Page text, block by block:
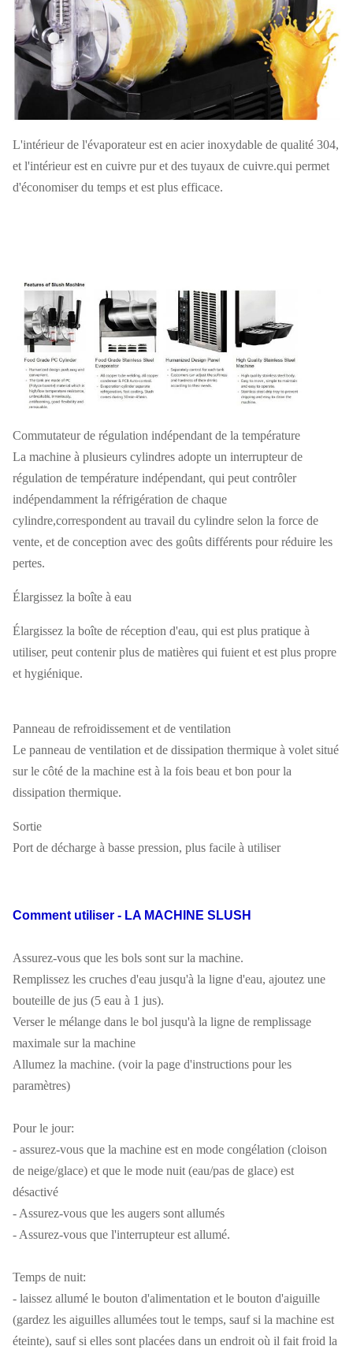
L'intérieur de l'évaporateur est en acier inoxydable de qualité 304,
et l'intérieur est en cuivre pur et des tuyaux de cuivre.qui permet
d'économiser du temps et est plus efficace.
Commutateur de régulation indépendant de la température
La machine à plusieurs cylindres adopte un interrupteur de
régulation de température indépendant, qui peut contrôler
indépendamment la réfrigération de chaque
cylindre,correspondent au travail du cylindre selon la force de
vente, et de conception avec des goûts différents pour réduire les
pertes.
Élargissez la boîte à eau
Élargissez la boîte de réception d'eau, qui est plus pratique à
utiliser, peut contenir plus de matières qui fuient et est plus propre
et hygiénique.
Panneau de refroidissement et de ventilation
Le panneau de ventilation et de dissipation thermique à volet situé
sur le côté de la machine est à la fois beau et bon pour la
dissipation thermique.
Sortie
Port de décharge à basse pression, plus facile à utiliser
Comment utiliser - LA MACHINE SLUSH
Assurez-vous que les bols sont sur la machine.
Remplissez les cruches d'eau jusqu'à la ligne d'eau, ajoutez une
bouteille de jus (5 eau à 1 jus).
Verser le mélange dans le bol jusqu'à la ligne de remplissage
maximale sur la machine
Allumez la machine. (voir la page d'instructions pour les
paramètres)
Pour le jour:
- assurez-vous que la machine est en mode congélation (cloison
de neige/glace) et que le mode nuit (eau/pas de glace) est
désactivé
- Assurez-vous que les augers sont allumés
- Assurez-vous que l'interrupteur est allumé.
Temps de nuit:
- laissez allumé le bouton d'alimentation et le bouton d'aiguille
(gardez les aiguilles allumées tout le temps, sauf si la machine est
éteinte), sauf si elles sont placées dans un endroit où il fait froid la